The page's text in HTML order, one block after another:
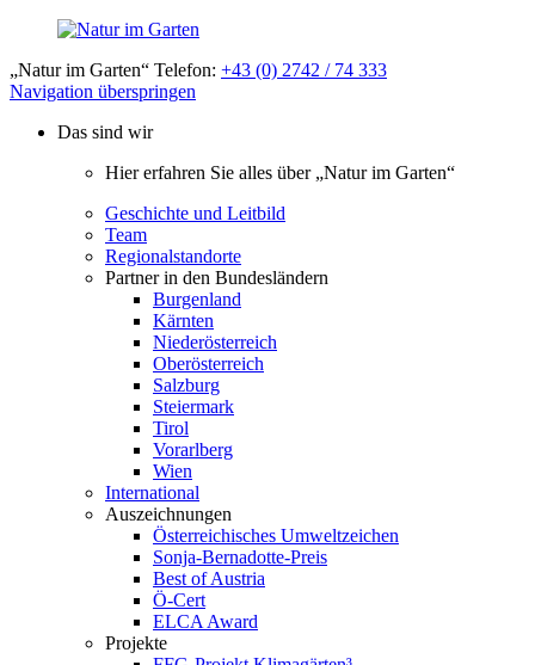
„Natur im Garten“ Telefon: +43 (0) 2742 / 74 333
Navigation überspringen
Das sind wir
Hier erfahren Sie alles über „Natur im Garten“
Geschichte und Leitbild
Team
Regionalstandorte
Partner in den Bundesländern
Burgenland
Kärnten
Niederösterreich
Oberösterreich
Salzburg
Steiermark
Tirol
Vorarlberg
Wien
International
Auszeichnungen
Österreichisches Umweltzeichen
Sonja-Bernadotte-Preis
Best of Austria
Ö-Cert
ELCA Award
Projekte